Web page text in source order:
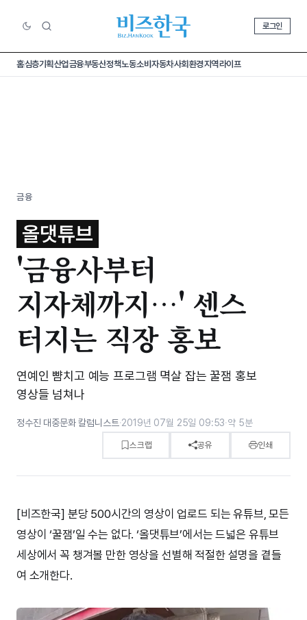
로그인
홈심층기획산업금융부동산정책노동소비 자동차사회환경지역라이프
금융
올댓튜브
'금융사부터
지자체까지…' 센스
터지는 직장 홍보
연예인 뺨치고 예능 프로그램 멱살 잡는 꿀잼 홍보
영상들 넘쳐나
정수진 대중문화 칼럼니스트·2019년 07월 25일 09:53·약 5분
스크랩 공유 인쇄
[비즈한국] 분당 500시간의 영상이 업로드 되는 유튜브, 모든
영상이 ‘꿀잼’일 수는 없다. ‘올댓튜브’에서는 드넓은 유튜브
세상에서 꼭 챙겨볼 만한 영상을 선별해 적절한 설명을 곁들
여 소개한다.